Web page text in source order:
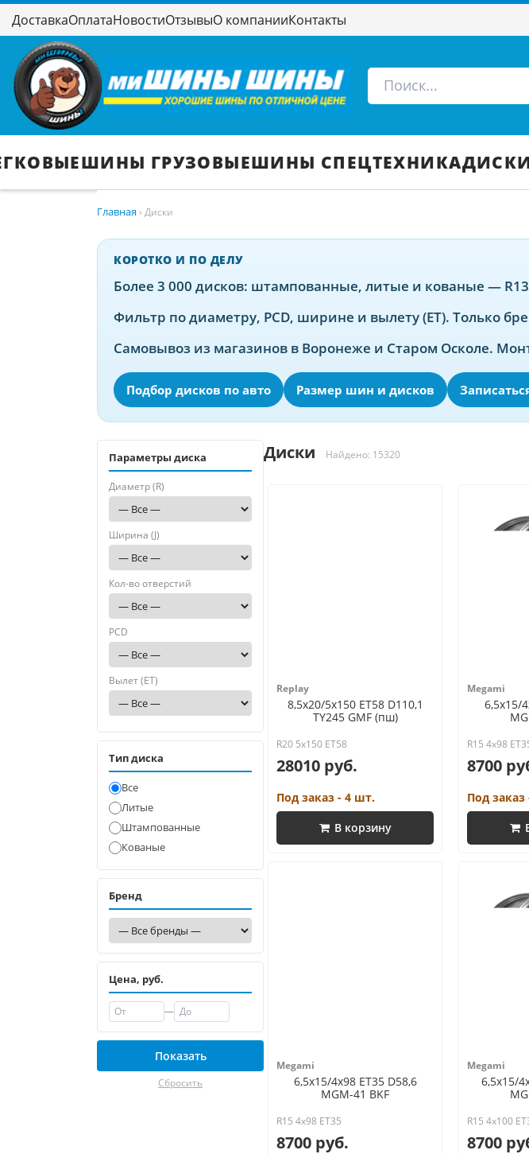
ДоставкаОплатаНовостиОтзывыО компанииКонтакты
ШИНЫ ГРУЗОВЫЕШИНЫ СПЕЦТЕХНИКА
Главная › Диски
КОРОТКО И ПО ДЕЛУ
Более 3 000 дисков: штампованные, литые и кованые —
Фильтр по диаметру, PCD, ширине и вылету (ET). Только
Самовывоз из магазинов в Воронеже и Старом Осколе.
Подбор дисков по авто Размер шин и дисков
Параметры диска
Диаметр (R)
Ширина (J)
Кол-во отверстий
PCD
Вылет (ET)
Тип диска
Все
Литые
Штампованные
Кованые
Бренд
Цена, руб.
—
Показать
Сбросить
Диски Найдено: 15320
Replay
8,5x20/5x150 ET58 D110,1
TY245 GMF (пш)
R20 5x150 ET58
28010 руб.
Под заказ - 4 шт.
В корзину
Megami
6,5x15/
R15 4x98
8700
Под
Megami
6,5x15/4x98 ET35 D58,6
MGM-41 BKF
R15 4x98 ET35
8700 руб.
Megami
6,5x15/
R15 4x100
8700